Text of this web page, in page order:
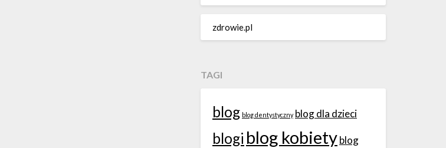
zdrowie.pl
TAGI
blog blog dentystyczny blog dla dzieci
blogi blog kobietyblog